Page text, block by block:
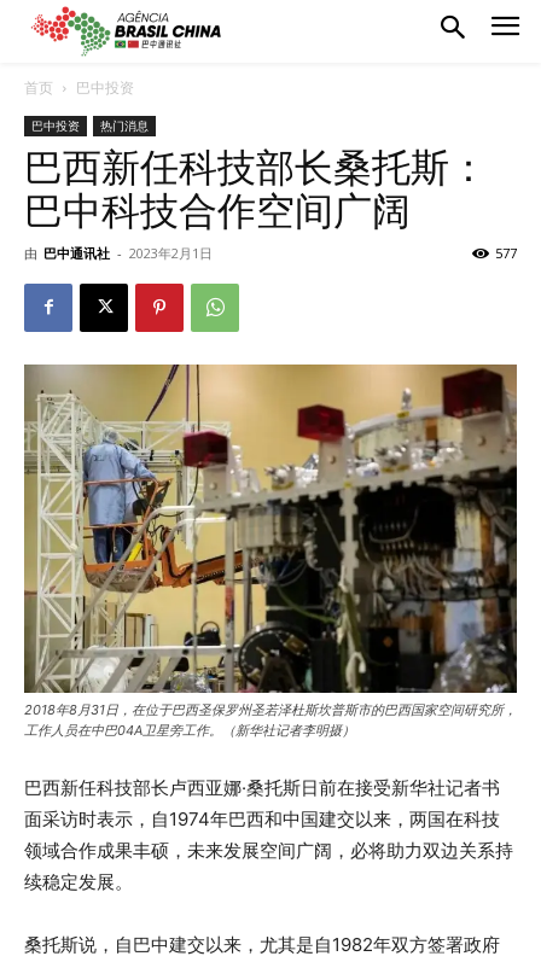
首页 巴中投资
巴中投资 热门消息
巴西新任科技部长桑托斯：
巴中科技合作空间广阔
由 巴中通讯社 - 2023年2月1日 577
2018年8月31日，在位于巴西圣保罗州圣若泽杜斯坎普斯市的巴西国家空间研究所，
工作人员在中巴04A卫星旁工作。（新华社记者李明摄）
巴西新任科技部长卢西亚娜·桑托斯日前在接受新华社记者书
面采访时表示，自1974年巴西和中国建交以来，两国在科技
领域合作成果丰硕，未来发展空间广阔，必将助力双边关系持
续稳定发展。
桑托斯说，自巴中建交以来，尤其是自1982年双方签署政府